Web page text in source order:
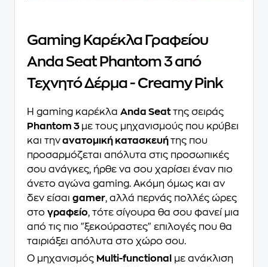
Gaming Καρέκλα Γραφείου
Anda Seat Phantom 3 από
Τεχνητό Δέρμα - Creamy Pink
Η gaming καρέκλα Anda Seatτης σειράς
Phantom 3 με τους μηχανισμούς που κρύβει
και τηνανατομική κατασκευήτης που
προσαρμόζεται απόλυτα στις προσωπικές
σου ανάγκες, ήρθε να σου χαρίσει έναν πιο
άνετο αγώνα gaming. Ακόμη όμως και αν
δεν είσαι gamer, αλλά περνάς πολλές ώρες
στο γραφείο, τότε σίγουρα θα σου φανεί μια
από τις πιο "ξεκούραστες" επιλογές που θα
ταιριάξει απόλυτα στο χώρο σου.
Ο μηχανισμός Multi-functional
με ανάκλιση